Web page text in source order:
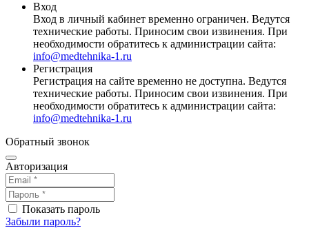
Вход
Вход в личный кабинет временно ограничен. Ведутся
технические работы. Приносим свои извинения. При
необходимости обратитесь к администрации сайта:
info@medtehnika-1.ru
Регистрация
Регистрация на сайте временно не доступна. Ведутся
технические работы. Приносим свои извинения. При
необходимости обратитесь к администрации сайта:
info@medtehnika-1.ru
Обратный звонок
Авторизация
Показать пароль
Забыли пароль?